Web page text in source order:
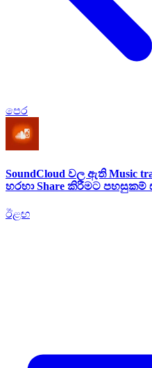
පෙර
SoundCloud වල ඇති Music
හරහා Share කිරීමට පහසුකම්
ඊළඟ